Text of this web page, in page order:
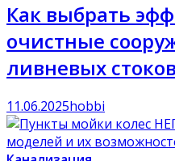
Как выбрать
очистные
ливневых стоков
11.06.2025hobbi